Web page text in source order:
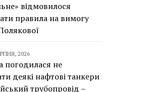
відмовилося
правила на вимогу
2026
погодилася не
деякі нафтові танкери
трубопровід –